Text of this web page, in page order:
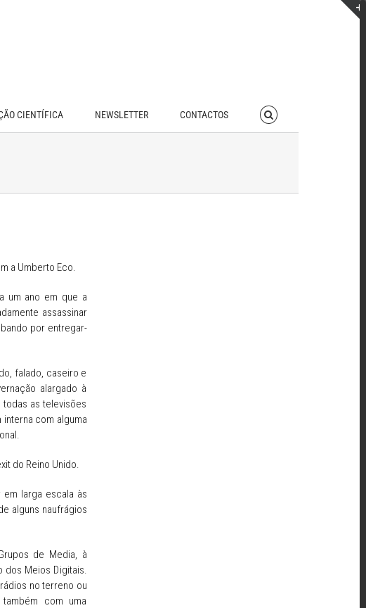
CIENTÍFICA NEWSLETTER CONTACTOS
a Umberto Eco.
um ano em que a
assassinar
por entregar-
falado, caseiro e
alargado à
as televisões
com alguma
do Reino Unido.
em larga escala às
alguns naufrágios
de Media, à
dos Meios Digitais.
no terreno ou
com uma